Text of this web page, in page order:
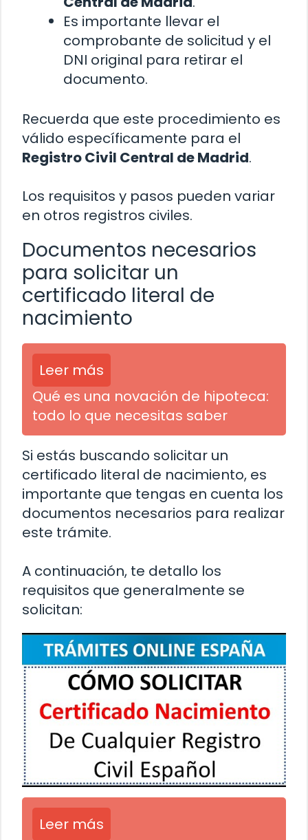
Es importante llevar el
comprobante de solicitud y el
DNI original para retirar el
documento.
Recuerda que este procedimiento es
válido específicamente para el
Registro Civil Central de Madrid.
Los requisitos y pasos pueden variar
en otros registros civiles.
Documentos necesarios
para solicitar un
certificado literal de
nacimiento
Leer más
Qué es una novación de hipoteca:
todo lo que necesitas saber
Si estás buscando solicitar un
certificado literal de nacimiento, es
importante que tengas en cuenta los
documentos necesarios para realizar
este trámite.
A continuación, te detallo los
requisitos que generalmente se
solicitan:
Leer más